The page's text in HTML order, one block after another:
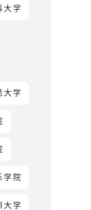
大学
大学
学院
大学